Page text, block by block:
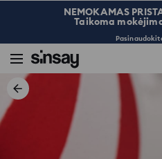
NEMOKAMAS
Taikoma